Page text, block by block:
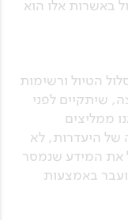
באשרות אלו הוא
הטיול ורשימות
שיתקיים לפני
ממליצים
היעדרות, לא
את המידע שנמסר
באמצעות